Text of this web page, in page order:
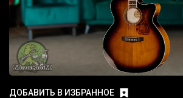
ДОБАВИТЬ В ИЗБРАННОЕ